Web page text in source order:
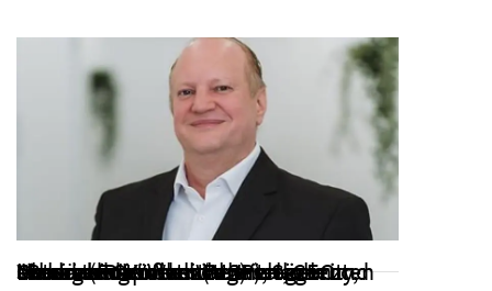
"Besonders in den Bereichen Managed Services (MSP), Security, Cloud und Künstliche Intelligenz sehen wir großes Wachstumspotenzial. Wir wollen unseren Partnern Wege weisen und sie stärker in Wachstumssegmenten einbinden". Volker Lehnert, CEO c-entron (Foto: c-entron)